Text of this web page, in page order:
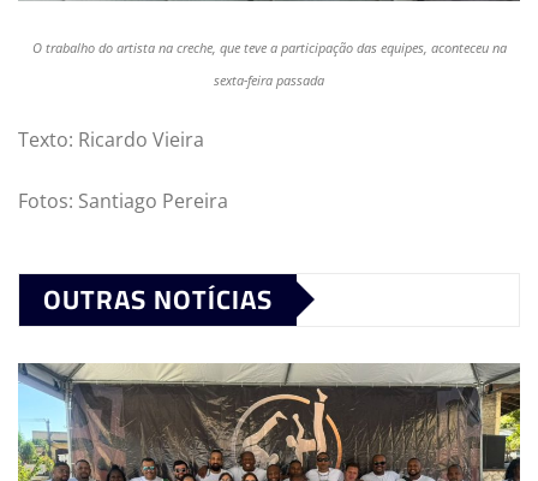
O trabalho do artista na creche, que teve a participação das equipes, aconteceu na
sexta-feira passada
Texto: Ricardo Vieira
Fotos: Santiago Pereira
OUTRAS NOTÍCIAS